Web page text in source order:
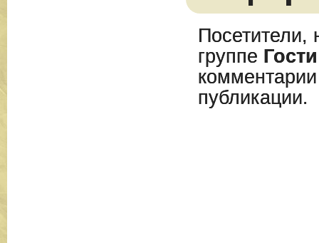
Посетители,
группе Гости
публикации.